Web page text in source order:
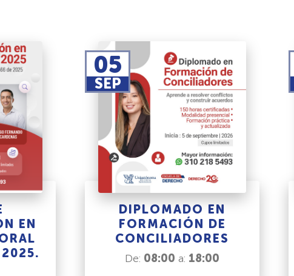
EN
05
SEP
DIPLOMADO EN
FORMACIÓN DE
CONCILIADORES
De: 08:00 a: 18:00